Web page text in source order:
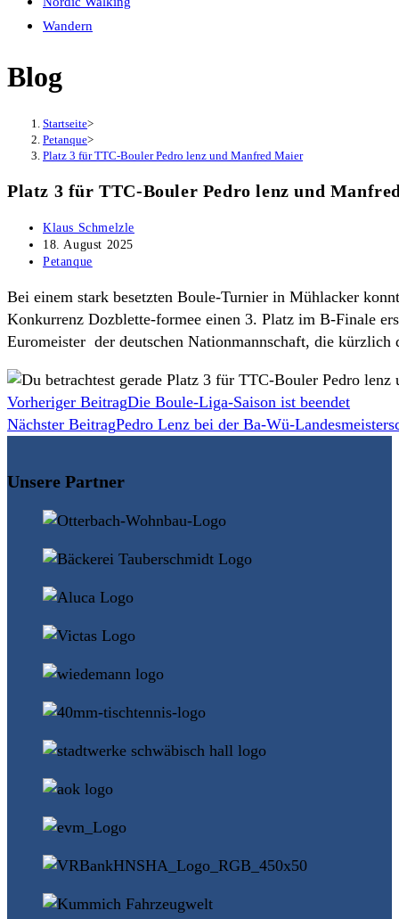
Wandern
Blog
Startseite>
Petanque>
Platz 3 für TTC-Bouler Pedro lenz und Manfred Maier
Platz 3 für TTC-Bouler Pedro lenz und
Beitrags-
Autor:
Klaus Schmelzle
Beitrag
veröffentlicht:
18. August 2025
Beitrags-
Petanque
Bei einem stark besetzten Boule-Turnier in Mühlacker
Konkurrenz Dozblette-formee einen 3. Platz im B-Finale
Euromeister der deutschen Nationmannschaft, die
Weitere
Artikel
Vorheriger BeitragDie Boule-Liga-Saison ist beendet
Nächster BeitragPedro Lenz bei der Ba-Wü-
Unsere Partner